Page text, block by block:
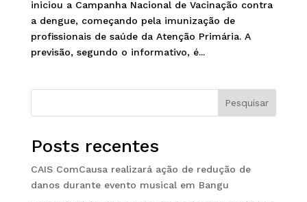
iniciou a Campanha Nacional de Vacinação contra
a dengue, começando pela imunização de
profissionais de saúde da Atenção Primária. A
previsão, segundo o informativo, é...
Pesquisar
Posts recentes
CAIS ComCausa realizará ação de redução de
danos durante evento musical em Bangu